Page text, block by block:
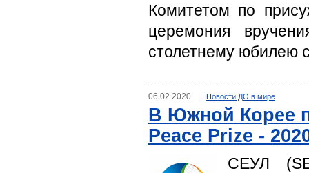
Комитетом по
церемония
столетнему юбилею
06.02.2020 Новости ДО в мире
В Южной Корее
Peace Prize -
СЕУЛ